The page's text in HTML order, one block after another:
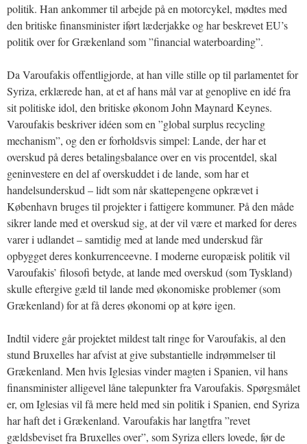
politik. Han ankommer til arbejde på en motorcykel, mødtes med
den britiske finansminister iført læderjakke og har beskrevet EU’s
politik over for Grækenland som ”financial waterboarding”.
Da Varoufakis offentligjorde, at han ville stille op til parlamentet for
Syriza, erklærede han, at et af hans mål var at genoplive en idé fra
sit politiske idol, den britiske økonom John Maynard Keynes.
Varoufakis beskriver idéen som en ”global surplus recycling
mechanism”, og den er forholdsvis simpel: Lande, der har et
overskud på deres betalingsbalance over en vis procentdel, skal
geninvestere en del af overskuddet i de lande, som har et
handelsunderskud – lidt som når skattepengene opkrævet i
København bruges til projekter i fattigere kommuner. På den måde
sikrer lande med et overskud sig, at der vil være et marked for deres
varer i udlandet – samtidig med at lande med underskud får
opbygget deres konkurrenceevne. I moderne europæisk politik vil
Varoufakis’ filosofi betyde, at lande med overskud (som Tyskland)
skulle eftergive gæld til lande med økonomiske problemer (som
Grækenland) for at få deres økonomi op at køre igen.
Indtil videre går projektet mildest talt ringe for Varoufakis, al den
stund Bruxelles har afvist at give substantielle indrømmelser til
Grækenland. Men hvis Iglesias vinder magten i Spanien, vil hans
finansminister alligevel låne talepunkter fra Varoufakis. Spørgsmålet
er, om Iglesias vil få mere held med sin politik i Spanien, end Syriza
har haft det i Grækenland. Varoufakis har langtfra ”revet
gældsbeviset fra Bruxelles over”, som Syriza ellers lovede, før de